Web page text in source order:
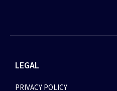
LEGAL
PRIVACY POLICY